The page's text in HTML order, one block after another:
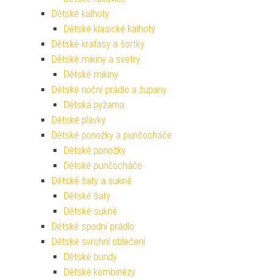
Dětské kalhoty
Dětské klasické kalhoty
Dětské kraťasy a šortky
Dětské mikiny a svetry
Dětské mikiny
Dětské noční prádlo a župany
Dětská pyžama
Dětské plavky
Dětské ponožky a punčocháče
Dětské ponožky
Dětské punčocháče
Dětské šaty a sukně
Dětské šaty
Dětské sukně
Dětské spodní prádlo
Dětské svrchní oblečení
Dětské bundy
Dětské kombinézy